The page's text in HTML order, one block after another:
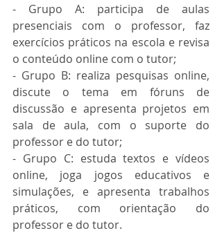
- Grupo A: participa de aulas
presenciais com o professor, faz
exercícios práticos na escola e revisa
o conteúdo online com o tutor;
- Grupo B: realiza pesquisas online,
discute o tema em fóruns de
discussão e apresenta projetos em
sala de aula, com o suporte do
professor e do tutor;
- Grupo C: estuda textos e vídeos
online, joga jogos educativos e
simulações, e apresenta trabalhos
práticos, com orientação do
professor e do tutor.